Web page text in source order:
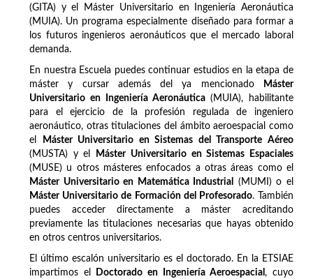
(GITA) y el Máster Universitario en Ingeniería Aeronáutica
(MUIA). Un programa especialmente diseñado para formar a
los futuros ingenieros aeronáuticos que el mercado laboral
demanda.
En nuestra Escuela puedes continuar estudios en la etapa de
máster y cursar además del ya mencionado
Máster
Universitario en Ingeniería Aeronáutica(MUIA), habilitante
para el ejercicio de la profesión regulada de ingeniero
aeronáutico, otras titulaciones del ámbito aeroespacial como
el
Máster Universitario en Sistemas del Transporte Aéreo
(MUSTA) y el
Máster Universitario en Sistemas Espaciales
(MUSE) u otros másteres enfocados a otras áreas como el
Máster Universitario en Matemática Industrial
(MUMI) o el
Máster Universitario de Formación del Profesorado. También
puedes acceder directamente a máster acreditando
previamente las titulaciones necesarias que hayas obtenido
en otros centros universitarios.
El último escalón universitario es el doctorado. En la ETSIAE
impartimos el
Doctorado en Ingeniería Aeroespacial, cuyo